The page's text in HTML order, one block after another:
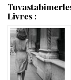
Livres :